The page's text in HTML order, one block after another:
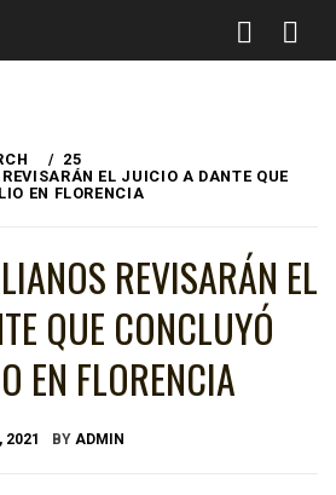
25
EL JUICIO A DANTE QUE
EN FLORENCIA
REVISARÁN EL
QUE CONCLUYÓ
EN FLORENCIA
2021 BY ADMIN